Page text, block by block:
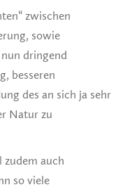
zwischen
sowie
dringend
besseren
des an sich ja sehr
Natur zu
zudem auch
so viele